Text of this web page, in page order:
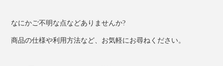
なにかご不明な点などありませんか?
商品の仕様や利用方法など、お気軽にお尋ねください。